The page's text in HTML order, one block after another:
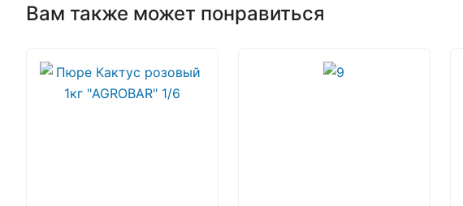
Вам также может понравиться